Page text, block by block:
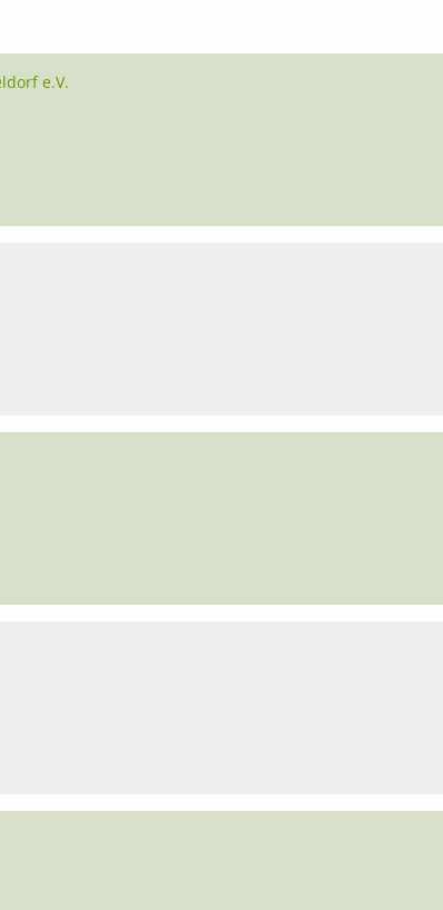
e.V.